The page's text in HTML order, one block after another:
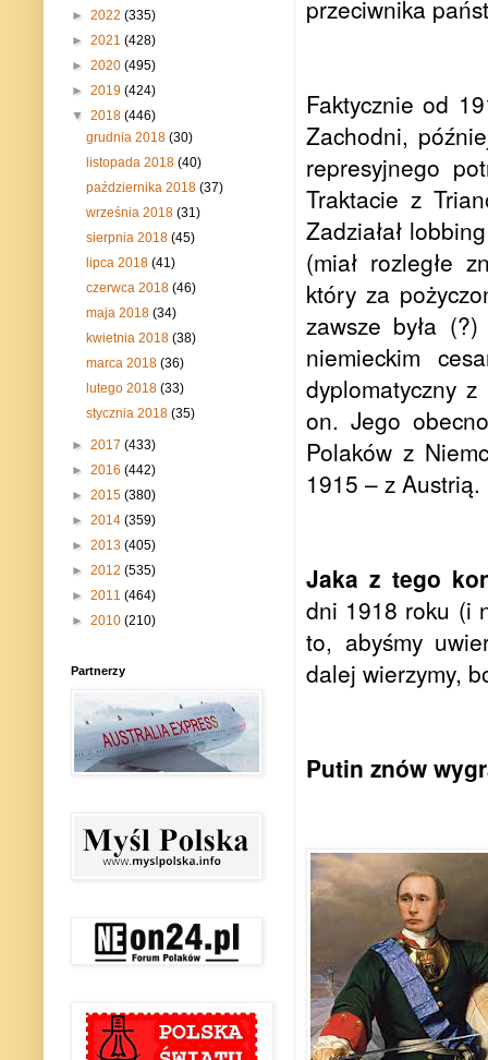
przeciwnika
Faktycznie od
Zachodni,
represyjnego
Traktacie z
Zadziałał
(miał rozległe
który za
zawsze była
niemieckim
dyplomatyczny
on. Jego
Polaków z
1915 – z Austrią.
Jaka z tego
dni 1918 roku (i
to, abyśmy
dalej wierzymy,
Putin znów
► 2022 (335)
► 2021 (428)
► 2020 (495)
► 2019 (424)
▼ 2018 (446)
grudnia 2018(30)
listopada 2018(40)
października 2018(37)
września 2018(31)
sierpnia 2018(45)
lipca 2018(41)
czerwca 2018(46)
maja 2018(34)
kwietnia 2018(38)
marca 2018(36)
lutego 2018(33)
stycznia 2018(35)
► 2017 (433)
► 2016 (442)
► 2015 (380)
► 2014 (359)
► 2013 (405)
► 2012 (535)
► 2011 (464)
► 2010 (210)
Partnerzy